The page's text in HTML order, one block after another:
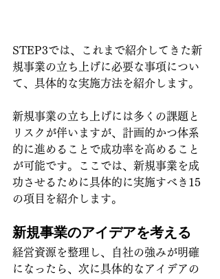
STEP3では、これまで紹介してきた新
規事業の立ち上げに必要な事項につい
て、具体的な実施方法を紹介します。
新規事業の立ち上げには多くの課題と
リスクが伴いますが、計画的かつ体系
的に進めることで成功率を高めること
が可能です。ここでは、新規事業を成
功させるために具体的に実施すべき15
の項目を紹介します。
新規事業のアイデアを考える
経営資源を整理し、自社の強みが明確
になったら、次に具体的なアイデアの